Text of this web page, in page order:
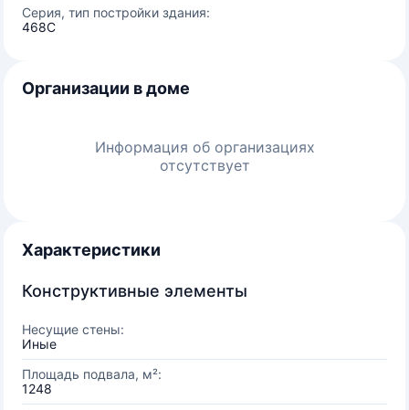
Серия, тип постройки здания:
468С
Организации в доме
Информация об организациях
отсутствует
Характеристики
Конструктивные элементы
Несущие стены:
Иные
Площадь подвала, м²:
1248